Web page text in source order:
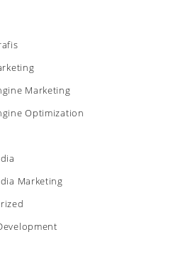
Marketing
Optimization
Marketing